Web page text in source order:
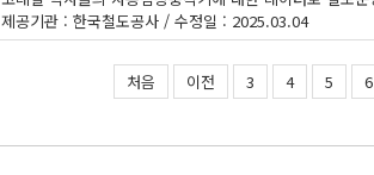
제공기관 : 한국철도공사 / 수정일 : 2025.03.04
처음 이전 3 4 5 6